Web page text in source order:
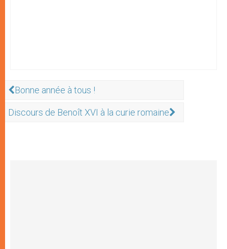
Bonne année à tous !
Discours de Benoît XVI à la curie romaine